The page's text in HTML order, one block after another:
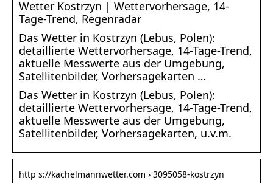
Wetter Kostrzyn | Wettervorhersage, 14-
Tage-Trend, Regenradar
Das Wetter in Kostrzyn (Lebus, Polen):
detaillierte Wettervorhersage, 14-Tage-Trend,
aktuelle Messwerte aus der Umgebung,
Satellitenbilder, Vorhersagekarten …
Das Wetter in Kostrzyn (Lebus, Polen):
detaillierte Wettervorhersage, 14-Tage-Trend,
aktuelle Messwerte aus der Umgebung,
Satellitenbilder, Vorhersagekarten, u.v.m.
http s://kachelmannwetter.com › 3095058-kostrzyn